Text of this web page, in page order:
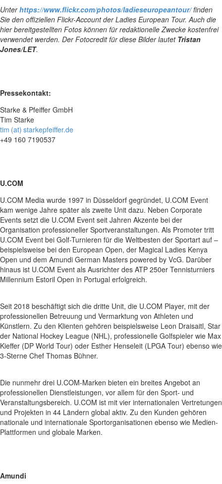
Unterhttps://www.flickr.com/photos/ladieseuropeantour/finden
Sie den offiziellen Flickr-Account der Ladies European Tour. Auch die
hier bereitgestellten Fotos können für redaktionelle Zwecke kostenfrei
verwendet werden. Der Fotocredit für diese Bilder lautet Tristan
Jones/LET.
Pressekontakt:
Starke & Pfeiffer GmbH
Tim Starke
tim (at) starkepfeiffer.de
+49 160 7190537
U.COM
U.COM Media wurde 1997 in Düsseldorf gegründet, U.COM Event
kam wenige Jahre später als zweite Unit dazu. Neben Corporate
Events setzt die U.COM Event seit Jahren Akzente bei der
Organisation professioneller Sportveranstaltungen. Als Promoter tritt
U.COM Event bei Golf-Turnieren für die Weltbesten der Sportart auf –
beispielsweise bei den European Open, der Magical Ladies Kenya
Open und dem Amundi German Masters powered by VcG. Darüber
hinaus ist U.COM Event als Ausrichter des ATP 250er Tennisturniers
Millennium Estoril Open in Portugal erfolgreich.
Seit 2018 beschäftigt sich die dritte Unit, die U.COM Player, mit der
professionellen Betreuung und Vermarktung von Athleten und
Künstlern. Zu den Klienten gehören beispielsweise Leon Draisaitl, Star
der National Hockey League (NHL), professionelle Golfspieler wie Max
Kieffer (DP World Tour) oder Esther Henseleit (LPGA Tour) ebenso wie
3-Sterne Chef Thomas Bühner.
Die nunmehr drei U.COM-Marken bieten ein breites Angebot an
professionellen Dienstleistungen, vor allem für den Sport- und
Veranstaltungsbereich. U.COM ist mit vier internationalen Vertretungen
und Projekten in 44 Ländern global aktiv. Zu den Kunden gehören
nationale und internationale Sportorganisationen ebenso wie Medien-
Plattformen und globale Marken.
Amundi